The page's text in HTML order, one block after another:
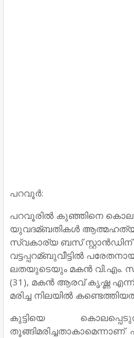
പറവൂര്‍:
പറവൂരിൽ കുഞ്ഞിനെ
യുവദമ്ബതികള്‍
സ്വകാര്യ ബസ് സ്റ്റാന്‍ഡിന്
വട്ടപ്പറമ്ബുവീട്ടില്‍
ലതയുടെയും മകന്‍ വി.എം.
(31), മകന്‍ ആരവ് കൃഷ്ണ
മരിച്ച നിലയില്‍
കുട്ടിയെ